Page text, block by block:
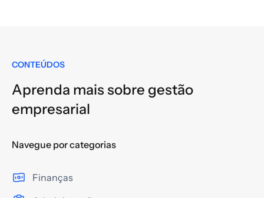
CONTEÚDOS
Aprenda mais sobre gestão
empresarial
Navegue por categorias
Finanças